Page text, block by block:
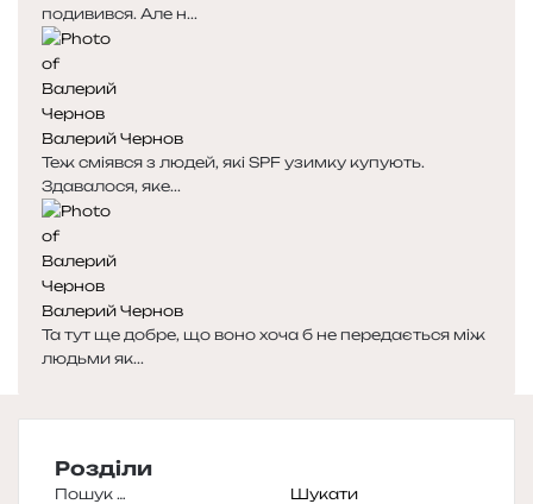
подивився. Але н...
Валерий Чернов
Теж сміявся з людей, які SPF узимку купують.
Здавалося, яке...
Валерий Чернов
Та тут ще добре, що воно хоча б не передається між
людьми як...
Розділи
Пошук: